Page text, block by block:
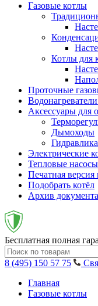
Газовые котлы
Котлы для
Проточные
Аксессуары для
Дымоходы
Гидравлика
Электрические
Тепловые насосы
Печатная версия
Подобрать котёл
Архив
Бесплатная полная
8 (495) 150 57 75
Главная
Газовые котлы